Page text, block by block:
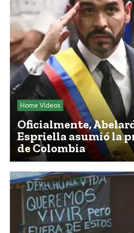
Home Vídeos
Oficialmente,
Espriella asumió la
de Colombia